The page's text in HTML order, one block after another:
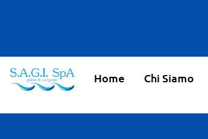
Home Chi Siamo